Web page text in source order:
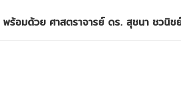
อมด้วย ศาสตราจารย์ ดร. สุชนา ชวนิ